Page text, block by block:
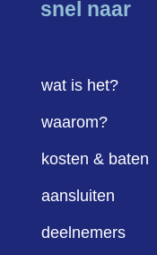
snel naar
wat is het?
waarom?
kosten & baten
aansluiten
deelnemers